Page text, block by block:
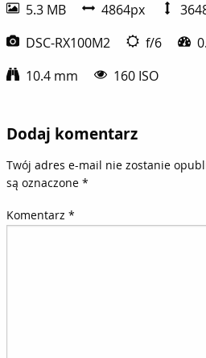
5.3 MB
4864px
DSC-RX100M2
f/6
10.4 mm
160 ISO
Dodaj komentarz
Twój adres e-mail nie zostanie
są oznaczone *
Komentarz *